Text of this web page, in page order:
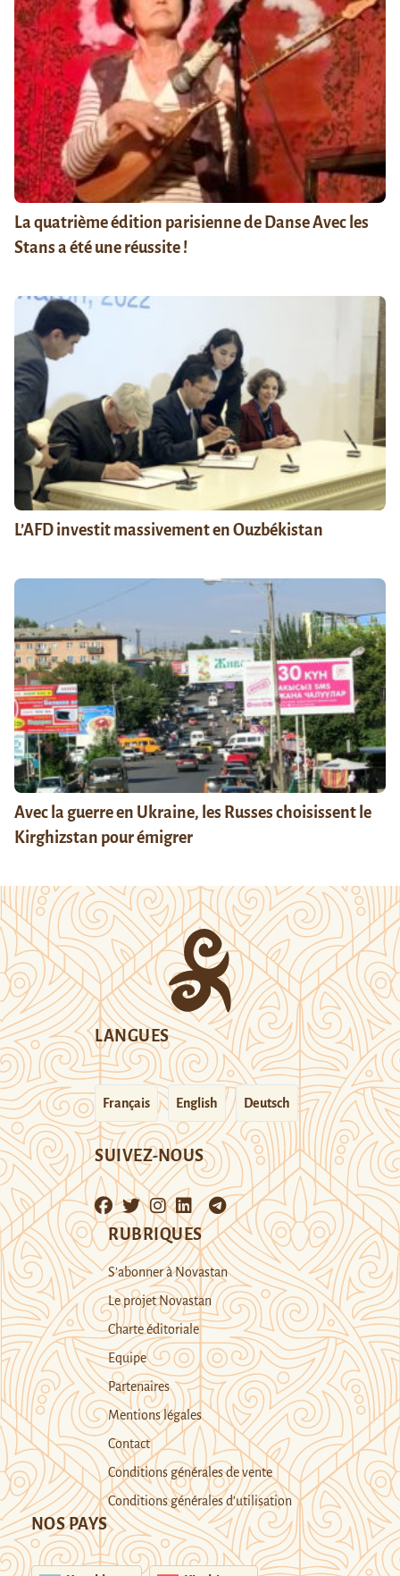
La quatrième édition parisienne de Danse Avec les
Stans a été une réussite !
L’AFD investit massivement en Ouzbékistan
Avec la guerre en Ukraine, les Russes choisissent le
Kirghizstan pour émigrer
LANGUES
Français English Deutsch
SUIVEZ-NOUS
RUBRIQUES
S’abonner à Novastan
Le projet Novastan
Charte éditoriale
Equipe
Partenaires
Mentions légales
Contact
Conditions générales de vente
Conditions générales d’utilisation
NOS PAYS